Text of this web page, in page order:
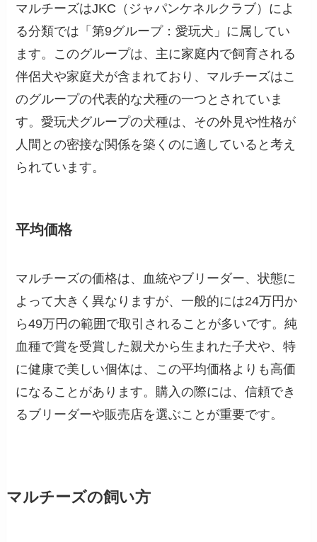
マルチーズはJKC（ジャパンケネルクラブ）によ
る分類では「第9グループ：愛玩犬」に属してい
ます。このグループは、主に家庭内で飼育される
伴侶犬や家庭犬が含まれており、マルチーズはこ
のグループの代表的な犬種の一つとされていま
す。愛玩犬グループの犬種は、その外見や性格が
人間との密接な関係を築くのに適していると考え
られています。
平均価格
マルチーズの価格は、血統やブリーダー、状態に
よって大きく異なりますが、一般的には24万円か
ら49万円の範囲で取引されることが多いです。純
血種で賞を受賞した親犬から生まれた子犬や、特
に健康で美しい個体は、この平均価格よりも高価
になることがあります。購入の際には、信頼でき
るブリーダーや販売店を選ぶことが重要です。
マルチーズの飼い方